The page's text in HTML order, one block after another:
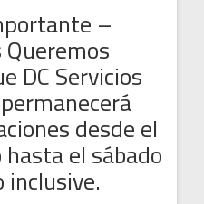
–
DC Servicios
desde el
el sábado